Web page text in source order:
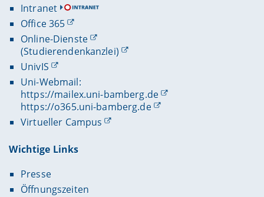
Intranet
Office 365
Online-Dienste
(Studierendenkanzlei)
UnivIS
Uni-Webmail:
https://mailex.uni-bamberg.de
https://o365.uni-bamberg.de
Virtueller Campus
Wichtige Links
Presse
Öffnungszeiten